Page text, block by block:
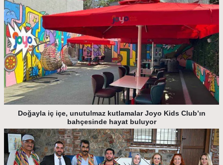
Doğayla iç içe, unutulmaz kutlamalar Joyo Kids Club’ın
bahçesinde hayat buluyor